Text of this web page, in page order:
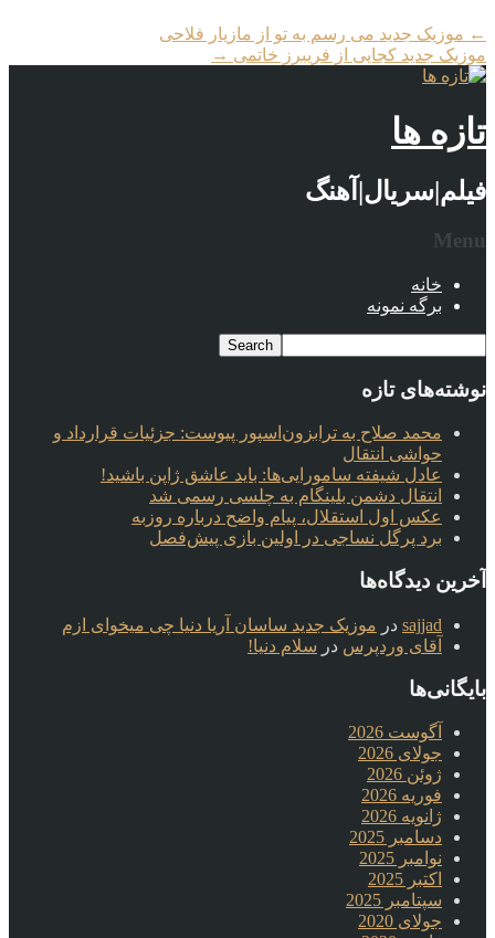
← موزیک جدید می رسم به تو از مازیار فلاحی
موزیک جدید کجایی از فریبرز خاتمی →
تازه ها
فیلم|سریال|آهنگ
Menu
خانه
برگه نمونه
نوشته‌های تازه
محمد صلاح به ترابزون‌اسپور پیوست: جزئیات قرارداد و
حواشی انتقال
عادل شیفته سامورایی‌ها: باید عاشق ژاپن باشید!
انتقال دشمن بلینگام به چلسی رسمی شد
عکس اول استقلال، پیام واضح درباره روزبه
برد پرگل نساجی در اولین بازی پیش‌فصل
آخرین دیدگاه‌ها
sajjad در موزیک جدید ساسان آریا دنیا چی میخوای ازم
آقای وردپرس در سلام دنیا!
بایگانی‌ها
آگوست 2026
جولای 2026
ژوئن 2026
فوریه 2026
ژانویه 2026
دسامبر 2025
نوامبر 2025
اکتبر 2025
سپتامبر 2025
جولای 2020